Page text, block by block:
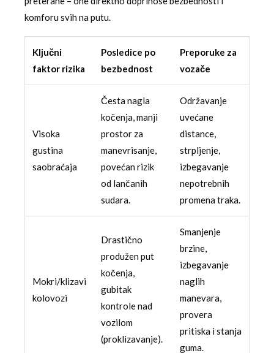
komforu svih na putu.
Ključni
faktor rizika
Posledice po
bezbednost
Preporuke za
vozače
Visoka
gustina
saobraćaja
Česta nagla
kočenja, manji
prostor za
manevrisanje,
povećan rizik
od lančanih
sudara.
Održavanje
uvećane
distance,
strpljenje,
izbegavanje
nepotrebnih
promena traka.
Mokri/klizavi
kolovozi
Drastično
produžen put
kočenja,
gubitak
kontrole nad
vozilom
(proklizavanje).
Smanjenje
brzine,
izbegavanje
naglih
manevara,
provera
pritiska i stanja
guma.